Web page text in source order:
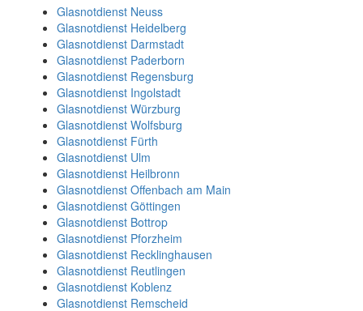
Glasnotdienst Neuss
Glasnotdienst Heidelberg
Glasnotdienst Darmstadt
Glasnotdienst Paderborn
Glasnotdienst Regensburg
Glasnotdienst Ingolstadt
Glasnotdienst Würzburg
Glasnotdienst Wolfsburg
Glasnotdienst Fürth
Glasnotdienst Ulm
Glasnotdienst Heilbronn
Glasnotdienst Offenbach am Main
Glasnotdienst Göttingen
Glasnotdienst Bottrop
Glasnotdienst Pforzheim
Glasnotdienst Recklinghausen
Glasnotdienst Reutlingen
Glasnotdienst Koblenz
Glasnotdienst Remscheid